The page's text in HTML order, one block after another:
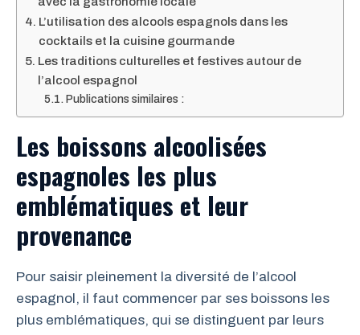
L’utilisation des alcools espagnols dans les
cocktails et la cuisine gourmande
Les traditions culturelles et festives autour de
l’alcool espagnol
Publications similaires :
Les boissons alcoolisées
espagnoles les plus
emblématiques et leur
provenance
Pour saisir pleinement la diversité de l’alcool
espagnol, il faut commencer par ses boissons les
plus emblématiques, qui se distinguent par leurs